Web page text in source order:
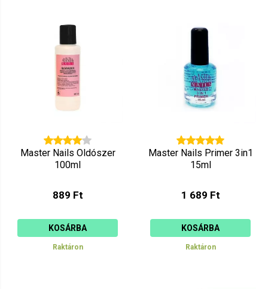
Master Nails Oldószer
100ml
889 Ft
KOSÁRBA
Raktáron
Master Nails Primer 3in1
15ml
1 689 Ft
KOSÁRBA
Raktáron